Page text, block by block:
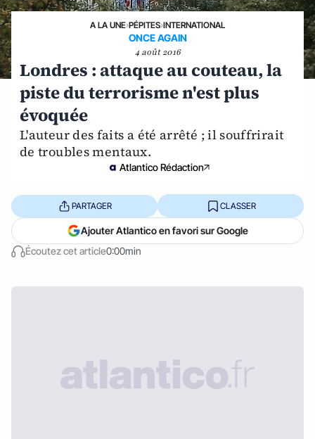
A LA UNE›PÉPITES›INTERNATIONAL
ONCE AGAIN
4 août 2016
Londres : attaque au couteau, la
piste du terrorisme n'est plus
évoquée
L'auteur des faits a été arrêté ; il souffrirait
de troubles mentaux.
Atlantico Rédaction
Écoutez cet article0:00min
PARTAGER CLASSER
Ajouter Atlantico en favori sur Google